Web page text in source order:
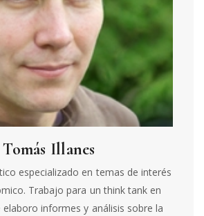
Tomás Illanes
especializado en temas de interés
Trabajo para un think tank en
elaboro informes y análisis sobre la